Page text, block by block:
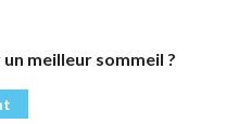
meilleur sommeil ?